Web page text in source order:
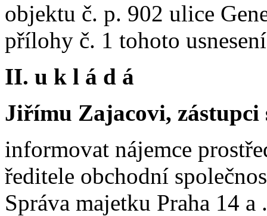
objektu č. p. 902 ulice
přílohy č. 1 tohoto usnesení
II. u k l á d á
Jiřímu Zajacovi, zástupci
informovat nájemce
ředitele obchodní
Správa majetku Praha 14